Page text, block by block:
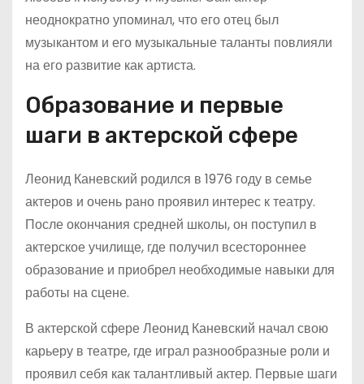
неоднократно упоминал, что его отец был
музыкантом и его музыкальные таланты повлияли
на его развитие как артиста.
Образование и первые
шаги в актерской сфере
Леонид Каневский родился в 1976 году в семье
актеров и очень рано проявил интерес к театру.
После окончания средней школы, он поступил в
актерское училище, где получил всестороннее
образование и приобрел необходимые навыки для
работы на сцене.
В актерской сфере Леонид Каневский начал свою
карьеру в театре, где играл разнообразные роли и
проявил себя как талантливый актер. Первые шаги